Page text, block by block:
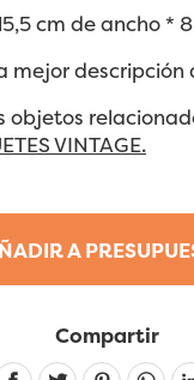
A
cm de ancho *
mejor descripción
objetos
VINTAGE.
Compartir